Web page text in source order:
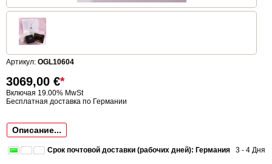
Артикул: OGL10604
3069,00 €*
Включая 19.00% MwSt
Бесплатная доставка по Германии
Описание...
Срок почтовой доставки (рабочих дней): Германия 3 - 4 Дня